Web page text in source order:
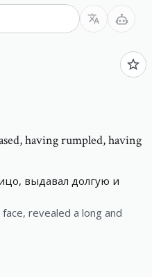
having rumpled, having
выдавал долгую и
revealed a long and